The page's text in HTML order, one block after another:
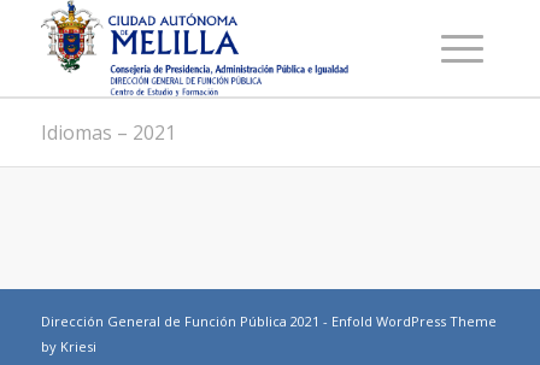
Idiomas – 2021
Dirección General de Función Pública 2021 - Enfold WordPress Theme
by Kriesi